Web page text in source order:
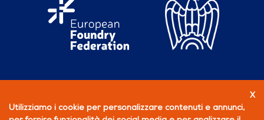
X
Utilizziamo i cookie per personalizzare contenuti e annunci,